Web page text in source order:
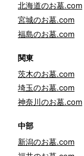
北海道のお墓.com
宮城のお墓.com
福島のお墓.com
関東
茨木のお墓.com
埼玉のお墓.com
神奈川のお墓.com
中部
新潟のお墓.com